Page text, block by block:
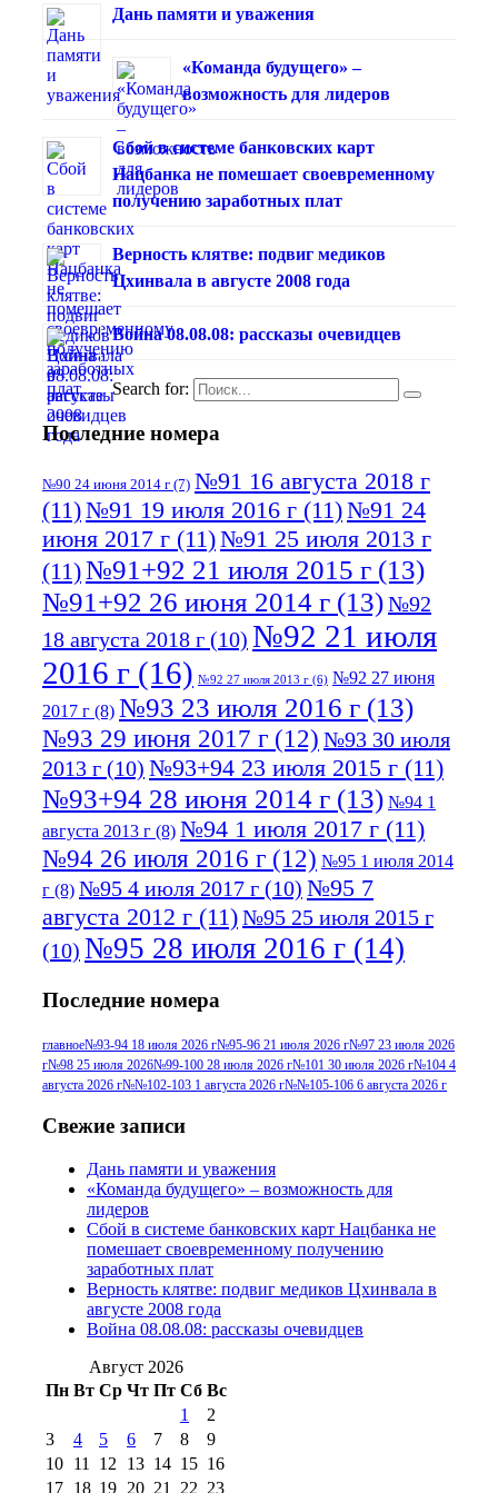
Дань памяти и уважения
«Команда будущего» –
возможность для лидеров
Сбой в системе банковских карт
Нацбанка не помешает своевременному
получению заработных плат
Верность клятве: подвиг медиков
Цхинвала в августе 2008 года
Война 08.08.08: рассказы очевидцев
Search for:
Последние номера
№90 24 июня 2014 г (7) №91 16 августа 2018 г
(11)№91 19 июля 2016 г (11)№91 24
июня 2017 г (11)№91 25 июля 2013 г
(11)№91+92 21 июля 2015 г (13)
№91+92 26 июня 2014 г (13)№92
18 августа 2018 г (10) №92 21 июля
2016 г (16) №92 27 июля 2013 г (6) №92 27 июня
2017 г (8) №93 23 июля 2016 г (13)
№93 29 июня 2017 г (12) №93 30 июля
2013 г (10) №93+94 23 июля 2015 г (11)
№93+94 28 июня 2014 г (13) №94 1
августа 2013 г (8) №94 1 июля 2017 г (11)
№94 26 июля 2016 г (12) №95 1 июля 2014
г (8) №95 4 июля 2017 г (10) №95 7
августа 2012 г (11)№95 25 июля 2015 г
(10) №95 28 июля 2016 г (14)
июля 2017 г(11)№96 9 августа 2012
г(13) №96 28 июля 2015 г(9) №96+97 3
июля 2014 г(10)№96+97 30 июля
июля 2017 г
2012 г(15)№97 30 июля 2015 г
(15)№98 1 августа 2015 г
августа 2016 г(10)№98 5 июля 2014 г(10)
№98 8 августа 2013 г
августа 2012 г(14)
2017 г(9)
№99 4 августа
2016 г(12) №99 8 июля 2014 г
августа 2012 г(11)
августа 2013 г
(12)
Последние номера
главное№93-94 18 июля 2026 г№95-96 21 июля 2026 г№97 23 июля 2026
г№98 25 июля 2026№99-100 28 июля 2026 г№101 30 июля 2026 г№104 4
августа 2026 г№№102-103 1 августа 2026 г№№105-106 6 августа 2026 г
Свежие записи
Дань памяти и уважения
«Команда будущего» – возможность для
лидеров
Сбой в системе банковских карт Нацбанка не
помешает своевременному получению
заработных плат
Верность клятве: подвиг медиков Цхинвала в
августе 2008 года
Война 08.08.08: рассказы очевидцев
Август 2026
Пн Вт Ср Чт Пт Сб Вс
1
2
3
4 5 6 7 8
9
10 11 12 13 14 15 16
17 18 19 20 21 22 23